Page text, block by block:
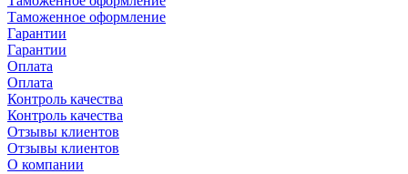
Таможенное оформление
Гарантии
Гарантии
Оплата
Оплата
Контроль качества
Контроль качества
Отзывы клиентов
Отзывы клиентов
О компании